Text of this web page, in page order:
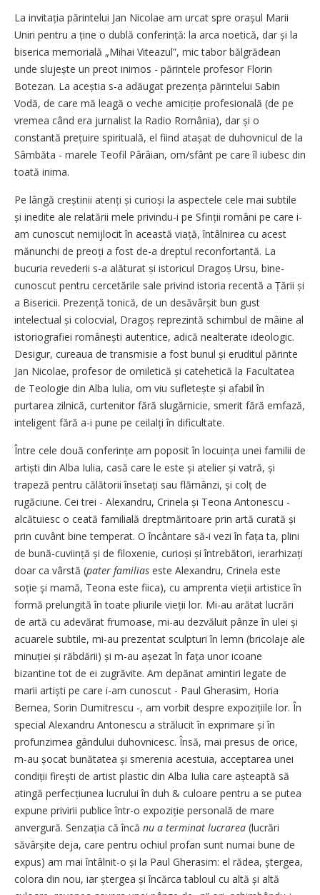
La invitația părintelui Jan Nicolae am urcat spre orașul Marii
Uniri pentru a ține o dublă conferință: la arca noetică, dar și la
biserica memorială „Mihai Viteazul”, mic tabor bălgrădean
unde slujește un preot inimos - părintele profesor Florin
Botezan. La aceștia s-a adăugat prezența părintelui Sabin
Vodă, de care mă leagă o veche amiciție profesională (de pe
vremea când era jurnalist la Radio România), dar și o
constantă prețuire spirituală, el fiind atașat de duhovnicul de la
Sâmbăta - marele Teofil Pârâian, om/sfânt pe care îl iubesc din
toată inima.
Pe lângă creștinii atenți și curioși la aspectele cele mai subtile
și inedite ale relatării mele privindu-i pe Sfinții români pe care i-
am cunoscut nemijlocit în această viață, întâlnirea cu acest
mănunchi de preoți a fost de-a dreptul reconfortantă. La
bucuria revederii s-a alăturat și istoricul Dragoș Ursu, bine-
cunoscut pentru cercetările sale privind istoria recentă a Țării și
a Bisericii. Prezență tonică, de un desăvârșit bun gust
intelectual și colocvial, Dragoș reprezintă schimbul de mâine al
istoriografiei românești autentice, adică nealterate ideologic.
Desigur, cureaua de transmisie a fost bunul și eruditul părinte
Jan Nicolae, profesor de omiletică și catehetică la Facultatea
de Teologie din Alba Iulia, om viu sufletește și afabil în
purtarea zilnică, curtenitor fără slugărnicie, smerit fără emfază,
inteligent fără a-i pune pe ceilalți în dificultate.
Între cele două conferințe am poposit în locuința unei familii de
artiști din Alba Iulia, casă care le este și atelier și vatră, și
trapeză pentru călătorii însetați sau flămânzi, și colț de
rugăciune. Cei trei - Alexandru, Crinela și Teona Antonescu -
alcătuiesc o ceată familială drept­măritoare prin artă curată și
prin cuvânt bine temperat. O încântare să-i vezi în fața ta, plini
de bună-cuviință și de filoxenie, curioși și întrebători, ierarhizați
doar ca vârstă (pater familias este Alexandru, Crinela este
soție și mamă, Teona este fiica), cu amprenta vieții artistice în
formă prelungită în toate pliurile vieții lor. Mi-au arătat lucrări
de artă cu adevărat frumoase, mi-au dezvăluit pânze în ulei și
acuarele subtile, mi-au prezentat sculpturi în lemn (bricolaje ale
minuției și răbdării) și m-au așezat în fața unor icoane
bizantine tot de ei zugrăvite. Am depănat amintiri legate de
marii artiști pe care i-am cunoscut - Paul Gherasim, Horia
Bernea, Sorin Dumitrescu -, am vorbit despre expozițiile lor. În
special Alexandru Antonescu a strălucit în exprimare și în
profunzimea gândului duhovnicesc. Însă, mai presus de orice,
m-au șocat bunătatea și smerenia acestuia, acceptarea unei
condiții firești de artist plastic din Alba Iulia care așteaptă să
atingă perfecțiunea lucrului în duh & culoare pentru a se putea
expune privirii publice într-o expoziție personală de mare
anvergură. Senzația că încă nu a terminat lucrarea (lucrări
săvârșite deja, care pentru ochiul profan sunt numai bune de
expus) am mai întâlnit-o și la Paul Gherasim: el rădea, ștergea,
colora din nou, iar ștergea și încărca tabloul cu altă și altă